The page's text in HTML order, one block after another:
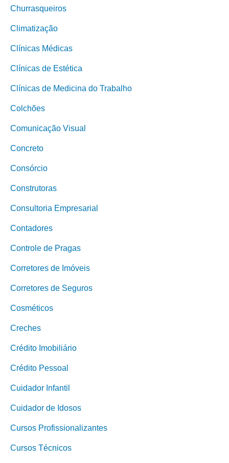
Churrasqueiros
Climatização
Clínicas Médicas
Clínicas de Estética
Clínicas de Medicina do Trabalho
Colchões
Comunicação Visual
Concreto
Consórcio
Construtoras
Consultoria Empresarial
Contadores
Controle de Pragas
Corretores de Imóveis
Corretores de Seguros
Cosméticos
Creches
Crédito Imobiliário
Crédito Pessoal
Cuidador Infantil
Cuidador de Idosos
Cursos Profissionalizantes
Cursos Técnicos